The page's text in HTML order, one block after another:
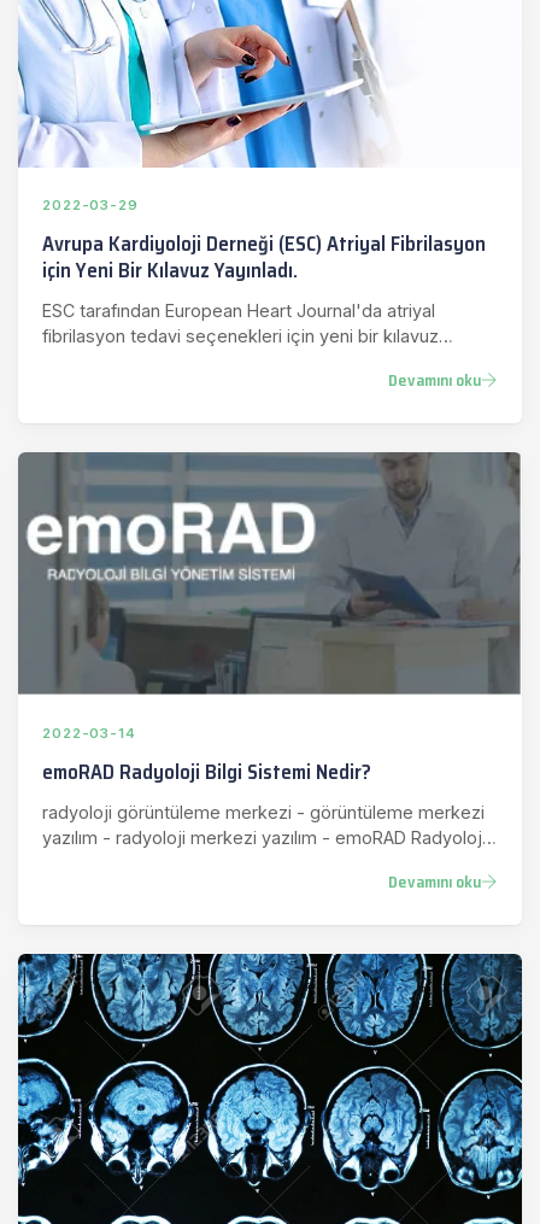
2022-03-29
Avrupa Kardiyoloji Derneği (ESC) Atriyal Fibrilasyon
için Yeni Bir Kılavuz Yayınladı.
ESC tarafından European Heart Journal'da atriyal
fibrilasyon tedavi seçenekleri için yeni bir kılavuz
Devamını oku
2022-03-14
emoRAD Radyoloji Bilgi Sistemi Nedir?
radyoloji görüntüleme merkezi - görüntüleme merkezi
yazılım - radyoloji merkezi yazılım - emoRAD Radyoloji
Devamını oku